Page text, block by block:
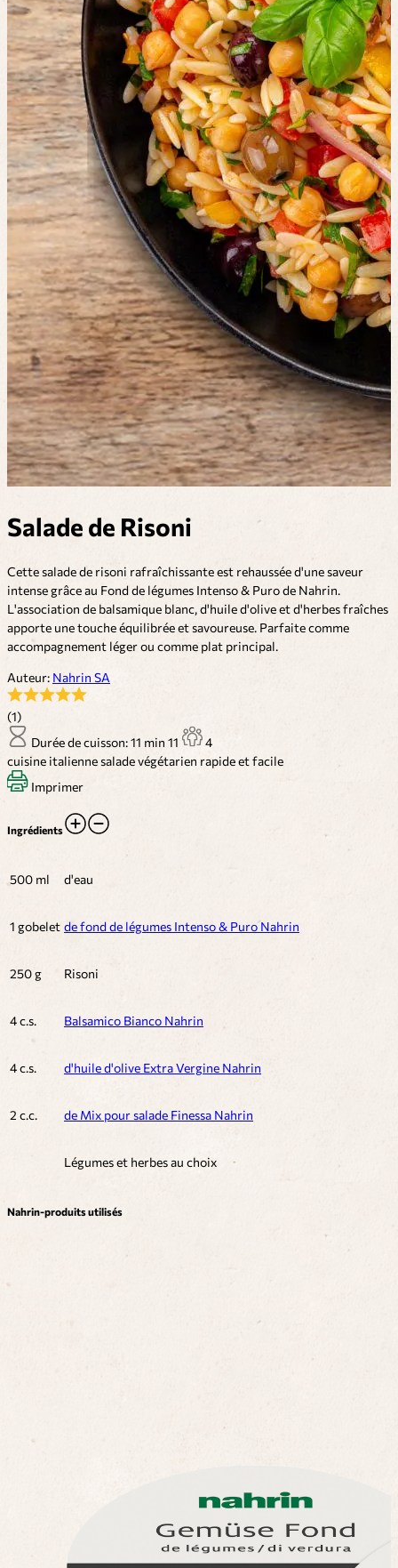
Salade de Risoni
Cette salade de risoni rafraîchissante est rehaussée d'une saveur
intense grâce au Fond de légumes Intenso & Puro de Nahrin.
L'association de balsamique blanc, d'huile d'olive et d'herbes fraîches
apporte une touche équilibrée et savoureuse. Parfaite comme
accompagnement léger ou comme plat principal.
Auteur: Nahrin SA
(1)
Durée de cuisson: 11 min 11
4
cuisine italienne saladevégétarien rapide et facile
Imprimer
Ingrédients
500 ml d'eau
1 gobelet de fond de légumes Intenso & Puro Nahrin
250 g Risoni
4 c.s. Balsamico Bianco Nahrin
4 c.s. d'huile d'olive Extra Vergine Nahrin
2 c.c. de Mix pour salade Finessa Nahrin
Légumes et herbes au choix
Nahrin-produits utilisés